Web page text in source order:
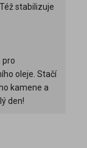
stabilizuje
pro
oleje. Stačí
kamene a
den!